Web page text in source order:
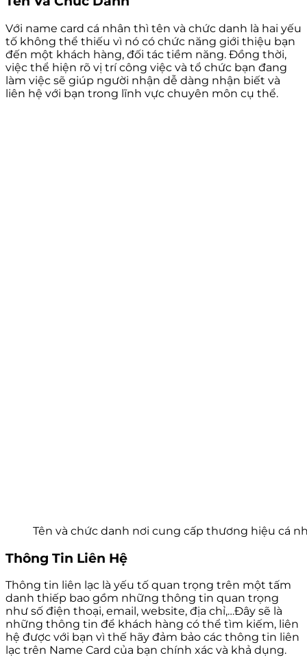
Với name card cá nhân thì tên và chức danh là hai yếu
tố không thể thiếu vì nó có chức năng giới thiệu bạn
đến một khách hàng, đối tác tiềm năng. Đồng thời,
việc thể hiện rõ vị trí công việc và tổ chức bạn đang
làm việc sẽ giúp người nhận dễ dàng nhận biết và
liên hệ với bạn trong lĩnh vực chuyên môn cụ thể.
Tên và chức danh nơi cung cấp thương hiệu cá
Thông Tin Liên Hệ
Thông tin liên lạc là yếu tố quan trọng trên một tấm
danh thiếp bao gồm những thông tin quan trọng
như số điện thoại, email, website, địa chỉ,…Đây sẽ là
những thông tin để khách hàng có thể tìm kiếm, liên
hệ được với bạn vì thế hãy đảm bảo các thông tin liên
lạc trên Name Card của bạn chính xác và khả dụng.